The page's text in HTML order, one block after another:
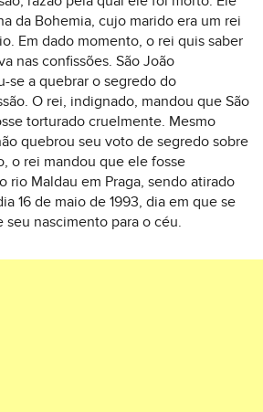
da Bohemia, cujo marido era um rei
Em dado momento, o rei quis saber
nas confissões. São João
se a quebrar o segredo do
O rei, indignado, mandou que São
torturado cruelmente. Mesmo
quebrou seu voto de segredo sobre
o rei mandou que ele fosse
rio Maldau em Praga, sendo atirado
16 de maio de 1993, dia em que se
seu nascimento para o céu.